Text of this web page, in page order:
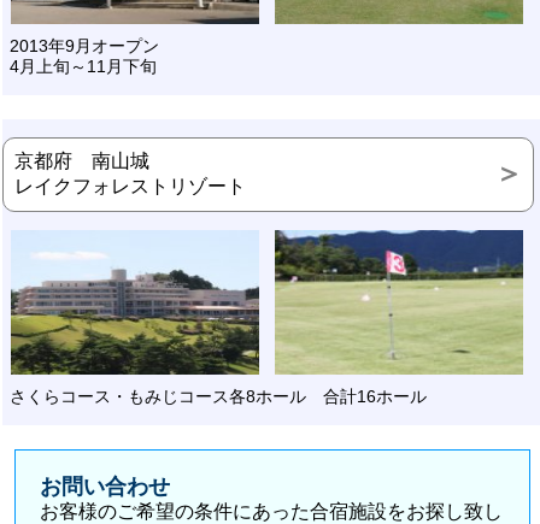
2013年9月オープン
4月上旬～11月下旬
京都府 南山城
レイクフォレストリゾート
さくらコース・もみじコース各8ホール 合計16ホール
お問い合わせ
お客様のご希望の条件にあった合宿施設をお探し致し